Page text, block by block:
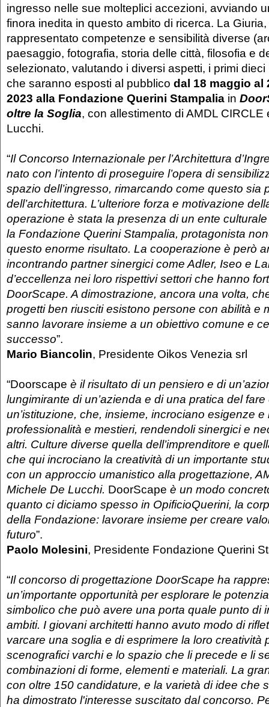
ingresso nelle sue molteplici accezioni, avviando
finora inedita in questo ambito di ricerca. La
rappresentato competenze e sensibilità diverse
paesaggio, fotografia, storia delle città, filosofia e
selezionato, valutando i diversi aspetti, i primi
che saranno esposti al pubblico dal 18 maggio al
2023 alla Fondazione Querini Stampalia in
oltre la Soglia, con allestimento di AMDL CIRCLE
Lucchi.
“Il Concorso Internazionale per l’Architettura
nato con l’intento di proseguire l’opera di
spazio dell’ingresso, rimarcando come questo sia
dell’architettura. L’ulteriore forza e motivazione
operazione è stata la presenza di un ente
la Fondazione Querini Stampalia, protagonista
questo enorme risultato. La cooperazione è però
incontrando partner sinergici come Adler, Iseo e
d’eccellenza nei loro rispettivi settori che hanno
DoorScape. A dimostrazione, ancora una volta,
progetti ben riusciti esistono persone con abilità e
sanno lavorare insieme a un obiettivo comune e
successo”.
Mario Biancolin, Presidente Oikos Venezia srl
“Doorscape è il risultato di un pensiero e di
lungimirante di un’azienda e di una pratica del fare
un’istituzione, che, insieme, incrociano esigenze e
professionalità e mestieri, rendendoli sinergici e
altri. Culture diverse quella dell’imprenditore e
che qui incrociano la creatività di un importante
con un approccio umanistico alla progettazione,
Michele De Lucchi. DoorScape è un modo
quanto ci diciamo spesso in OpificioQuerini, la
della Fondazione: lavorare insieme per creare
futuro”.
Paolo Molesini, Presidente Fondazione Querini
“Il concorso di progettazione DoorScape ha
un’importante opportunità per esplorare le
simbolico che può avere una porta quale punto di
ambiti. I giovani architetti hanno avuto modo di
varcare una soglia e di esprimere la loro creatività
scenografici varchi e lo spazio che li precede e li
combinazioni di forme, elementi e materiali. La
con oltre 150 candidature, e la varietà di idee che
ha dimostrato l'interesse suscitato dal concorso.